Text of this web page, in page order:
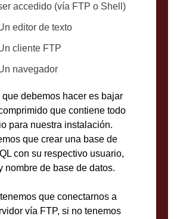
accedido (vía FTP o Shell)
editor de texto
cliente FTP
navegador
que debemos hacer es bajar
que contiene todo
para nuestra instalación.
que crear una base de
con su respectivo usuario,
nombre de base de datos.
que conectarnos a
vía FTP, si no tenemos